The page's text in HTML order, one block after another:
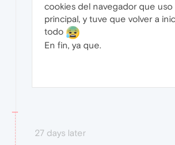
cookies del navegador que
principal, y tuve que volver a
todo
En fin, ya que.
27 days later